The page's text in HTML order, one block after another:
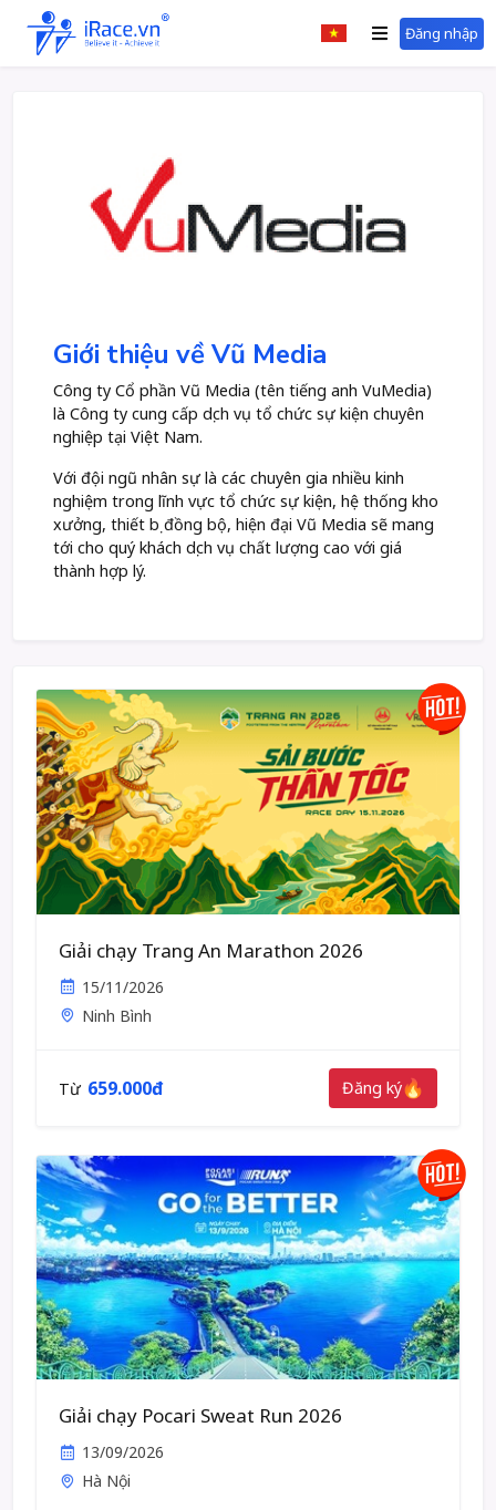
Đăng nhập
Giới thiệu về Vũ Media
Công ty Cổ phần Vũ Media (tên tiếng anh VuMedia)
là Công ty cung cấp dịch vụ tổ chức sự kiện chuyên
nghiệp tại Việt Nam.
Với đội ngũ nhân sự là các chuyên gia nhiều kinh
nghiệm trong lĩnh vực tổ chức sự kiện, hệ thống kho
xưởng, thiết bị đồng bộ, hiện đại Vũ Media sẽ mang
tới cho quý khách dịch vụ chất lượng cao với giá
thành hợp lý.
Giải chạy Trang An Marathon 2026
15/11/2026
Ninh Bình
Từ 659.000đ Đăng ký
Giải chạy Pocari Sweat Run 2026
13/09/2026
Hà Nội